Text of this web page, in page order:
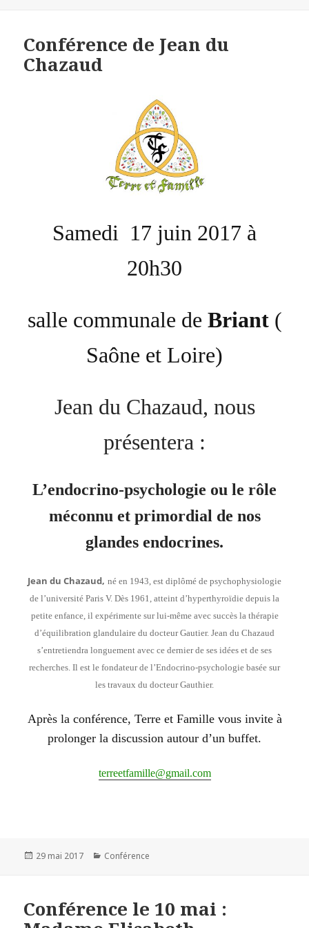
Conférence de Jean du
Chazaud
Samedi 17 juin 2017 à
20h30
salle communale de Briant(
Saône et Loire)
Jean du Chazaud, nous
présentera :
L’endocrino-psychologie ou le rôle
méconnu et primordial de nos
glandes endocrines.
Jean du Chazaud, né en 1943, est diplômé de psychophysiologie
de l’université Paris V. Dès 1961, atteint d’hyperthyroïdie depuis la
petite enfance, il expérimente sur lui-mêmeavec succès la thérapie
d’équilibration glandulaire du docteur Gautier. Jean du Chazaud
s’entretiendra longuement avec ce dernier de ses idées et de ses
recherches. Il est le fondateur de l’Endocrino-psychologie basée sur
les travaux du docteur Gauthier.
Après la conférence, Terre et Famille vous invite à
prolonger la discussion autour d’un buffet.
terreetfamille@gmail.com
Publié
29 mai 2017 Catégories
Conférence
Conférence le 10 mai :